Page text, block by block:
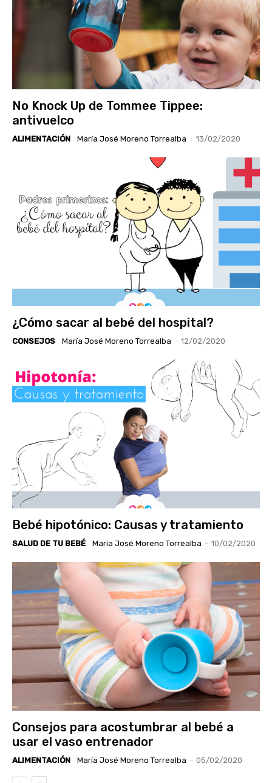
No Knock Up de Tommee Tippee:
antivuelco
ALIMENTACIÓN María José Moreno Torrealba - 13/02/2020
¿Cómo sacar al bebé del hospital?
CONSEJOS María José Moreno Torrealba - 12/02/2020
Bebé hipotónico: Causas y tratamiento
SALUD DE TU BEBÉ María José Moreno Torrealba - 10/02/2020
Consejos para acostumbrar al bebé a
usar el vaso entrenador
ALIMENTACIÓN María José Moreno Torrealba - 05/02/2020